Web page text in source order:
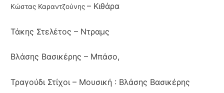
Κώστας Καραντζούνης– Κιθάρα
Τάκης Στελέτος– Ντραμς
Βλάσης Βασικέρης– Μπάσο,
Τραγούδι Στίχοι– Μουσική : Βλάσης Βασικέρης